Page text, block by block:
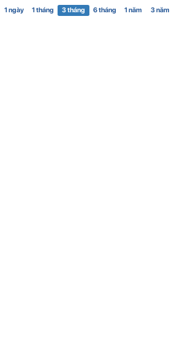
1 ngày 1 tháng 3 tháng 6 tháng 1 năm 3 năm